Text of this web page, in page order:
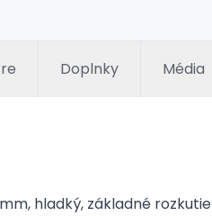
Doplnky Média
hladký, základné rozkutie